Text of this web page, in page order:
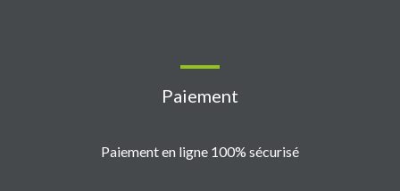
Paiement
Paiement en ligne 100% sécurisé